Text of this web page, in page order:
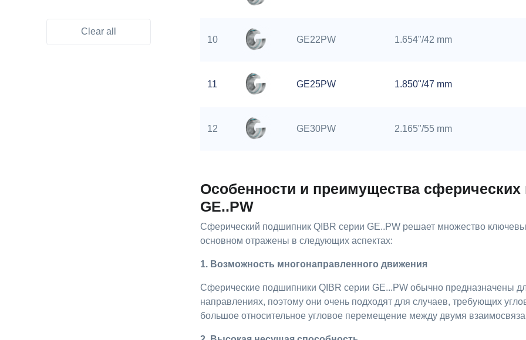
Clear all
10 GE22PW 1.654"/42 mm
11 GE25PW 1.850"/47 mm
12 GE30PW 2.165"/55 mm
Особенности и преимущества
GE..PW
Сферический подшипник QIBR серии GE..PW решает множество
основном отражены в следующих аспектах:
1. Возможность многонаправленного движения
Сферические подшипники QIBR серии GE...PW обычно предназначены
направлениях, поэтому они очень подходят для случаев, требующих
большое относительное угловое перемещение между двумя